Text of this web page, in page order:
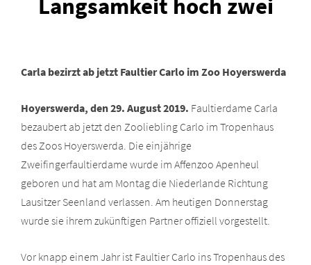
Langsamkeit hoch zwei
Carla bezirzt ab jetzt Faultier Carlo im Zoo Hoyerswerda
Hoyerswerda, den 29. August 2019. Faultierdame Carla
bezaubert ab jetzt den Zooliebling Carlo im Tropenhaus
des Zoos Hoyerswerda. Die einjährige
Zweifingerfaultierdame wurde im Affenzoo Apenheul
geboren und hat am Montag die Niederlande Richtung
Lausitzer Seenland verlassen. Am heutigen Donnerstag
wurde sie ihrem zukünftigen Partner offiziell vorgestellt.
Vor knapp einem Jahr ist Faultier Carlo ins Tropenhaus des